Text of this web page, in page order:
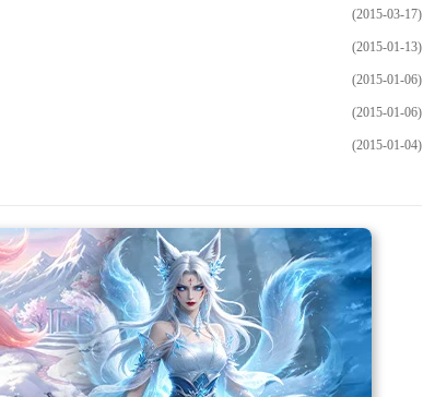
(2015-03-17)
(2015-01-13)
(2015-01-06)
(2015-01-06)
(2015-01-04)